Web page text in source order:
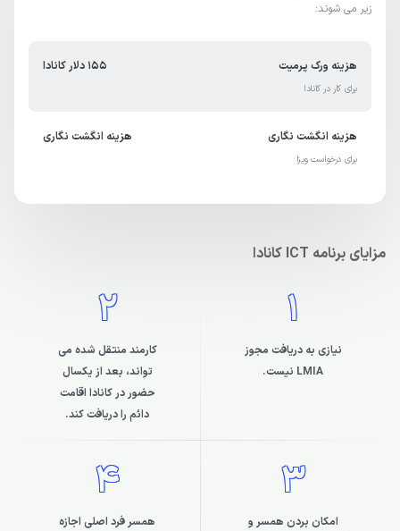
زیر می شوند:
هزینه ورک پرمیت 155 دلار کانادا
برای کار در کانادا
هزینه انگشت نگاری هزینه انگشت نگاری
برای درخواست ویزا
مزایای برنامه ICT کانادا
1
نیازی به دریافت مجوز
LMIA نیست.
2
کارمند منتقل شده می
تواند، بعد از یکسال
حضور در کانادا اقامت
دائم را دریافت کند.
3
امکان بردن همسر و
4
همسر فرد اصلی اجازه